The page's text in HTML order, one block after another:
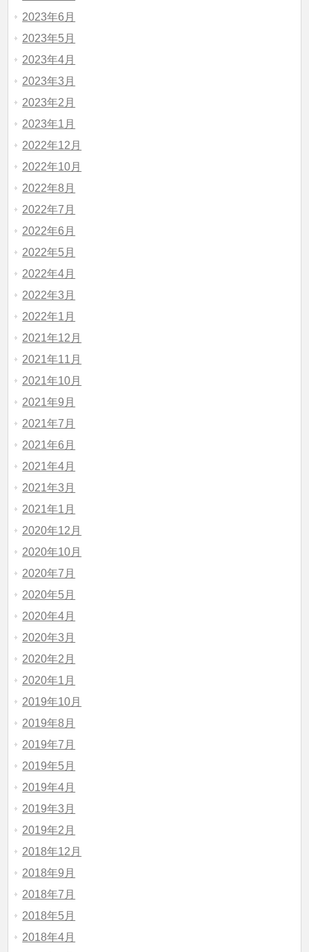
2023年6月
2023年5月
2023年4月
2023年3月
2023年2月
2023年1月
2022年12月
2022年10月
2022年8月
2022年7月
2022年6月
2022年5月
2022年4月
2022年3月
2022年1月
2021年12月
2021年11月
2021年10月
2021年9月
2021年7月
2021年6月
2021年4月
2021年3月
2021年1月
2020年12月
2020年10月
2020年7月
2020年5月
2020年4月
2020年3月
2020年2月
2020年1月
2019年10月
2019年8月
2019年7月
2019年5月
2019年4月
2019年3月
2019年2月
2018年12月
2018年9月
2018年7月
2018年5月
2018年4月